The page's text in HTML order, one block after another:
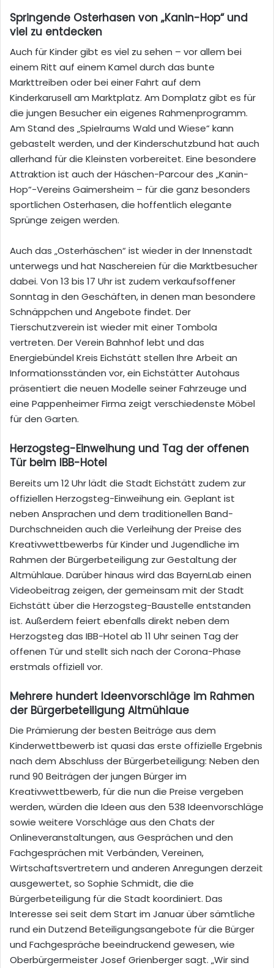
Springende Osterhasen von „Kanin-Hop“ und
viel zu entdecken
Auch für Kinder gibt es viel zu sehen – vor allem bei
einem Ritt auf einem Kamel durch das bunte
Markttreiben oder bei einer Fahrt auf dem
Kinderkarusell am Marktplatz. Am Domplatz gibt es für
die jungen Besucher ein eigenes Rahmenprogramm.
Am Stand des „Spielraums Wald und Wiese“ kann
gebastelt werden, und der Kinderschutzbund hat auch
allerhand für die Kleinsten vorbereitet. Eine besondere
Attraktion ist auch der Häschen-Parcour des „Kanin-
Hop“-Vereins Gaimersheim – für die ganz besonders
sportlichen Osterhasen, die hoffentlich elegante
Sprünge zeigen werden.
Auch das „Osterhäschen“ ist wieder in der Innenstadt
unterwegs und hat Naschereien für die Marktbesucher
dabei. Von 13 bis 17 Uhr ist zudem verkaufsoffener
Sonntag in den Geschäften, in denen man besondere
Schnäppchen und Angebote findet. Der
Tierschutzverein ist wieder mit einer Tombola
vertreten. Der Verein Bahnhof lebt und das
Energiebündel Kreis Eichstätt stellen Ihre Arbeit an
Informationsständen vor, ein Eichstätter Autohaus
präsentiert die neuen Modelle seiner Fahrzeuge und
eine Pappenheimer Firma zeigt verschiedenste Möbel
für den Garten.
Herzogsteg-Einweihung und Tag der offenen
Tür beim IBB-Hotel
Bereits um 12 Uhr lädt die Stadt Eichstätt zudem zur
offiziellen Herzogsteg-Einweihung ein. Geplant ist
neben Ansprachen und dem traditionellen Band-
Durchschneiden auch die Verleihung der Preise des
Kreativwettbewerbs für Kinder und Jugendliche im
Rahmen der Bürgerbeteiligung zur Gestaltung der
Altmühlaue. Darüber hinaus wird das BayernLab einen
Videobeitrag zeigen, der gemeinsam mit der Stadt
Eichstätt über die Herzogsteg-Baustelle entstanden
ist. Außerdem feiert ebenfalls direkt neben dem
Herzogsteg das IBB-Hotel ab 11 Uhr seinen Tag der
offenen Tür und stellt sich nach der Corona-Phase
erstmals offiziell vor.
Mehrere hundert Ideenvorschläge im Rahmen
der Bürgerbeteiligung Altmühlaue
Die Prämierung der besten Beiträge aus dem
Kinderwettbewerb ist quasi das erste offizielle Ergebnis
nach dem Abschluss der Bürgerbeteiligung: Neben den
rund 90 Beiträgen der jungen Bürger im
Kreativwettbewerb, für die nun die Preise vergeben
werden, würden die Ideen aus den 538 Ideenvorschläge
sowie weitere Vorschläge aus den Chats der
Onlineveranstaltungen, aus Gesprächen und den
Fachgesprächen mit Verbänden, Vereinen,
Wirtschaftsvertretern und anderen Anregungen derzeit
ausgewertet, so Sophie Schmidt, die die
Bürgerbeteiligung für die Stadt koordiniert. Das
Interesse sei seit dem Start im Januar über sämtliche
rund ein Dutzend Beteiligungsangebote für die Bürger
und Fachgespräche beeindruckend gewesen, wie
Oberbürgermeister Josef Grienberger sagt. „Wir sind